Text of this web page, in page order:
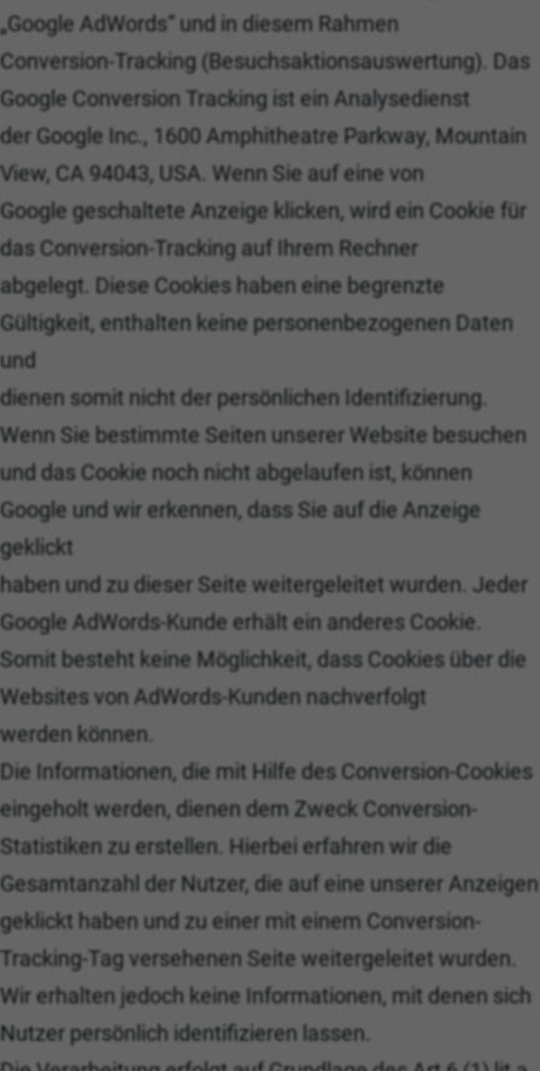
„Google AdWords“ und in diesem Rahmen
Conversion-Tracking (Besuchsaktionsauswertung). Das
Google Conversion Tracking ist ein Analysedienst
der Google Inc., 1600 Amphitheatre Parkway, Mountain
View, CA 94043, USA. Wenn Sie auf eine von
Google geschaltete Anzeige klicken, wird ein Cookie für
das Conversion-Tracking auf Ihrem Rechner
abgelegt. Diese Cookies haben eine begrenzte
Gültigkeit, enthalten keine personenbezogenen Daten
und
dienen somit nicht der persönlichen Identifizierung.
Wenn Sie bestimmte Seiten unserer Website besuchen
und das Cookie noch nicht abgelaufen ist, können
Google und wir erkennen, dass Sie auf die Anzeige
geklickt
haben und zu dieser Seite weitergeleitet wurden. Jeder
Google AdWords-Kunde erhält ein anderes Cookie.
Somit besteht keine Möglichkeit, dass Cookies über die
Websites von AdWords-Kunden nachverfolgt
werden können.
Die Informationen, die mit Hilfe des Conversion-Cookies
eingeholt werden, dienen dem Zweck Conversion-
Statistiken zu erstellen. Hierbei erfahren wir die
Gesamtanzahl der Nutzer, die auf eine unserer Anzeigen
geklickt haben und zu einer mit einem Conversion-
Tracking-Tag versehenen Seite weitergeleitet wurden.
Wir erhalten jedoch keine Informationen, mit denen sich
Nutzer persönlich identifizieren lassen.